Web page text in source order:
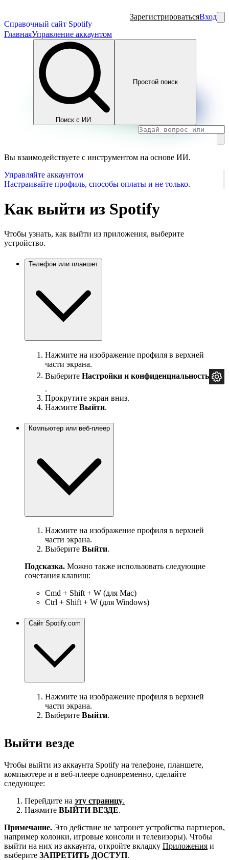
Справочный сайт Spotify
ЗарегистрироватьсяВход
ГлавнаяУправление аккаунтом
Поиск с ИИ
Простой поиск
Вы взаимодействуете с инструментом на основе ИИ.
Управляйте аккаунтом
Настраивайте профиль, способы оплаты и не только.
Как выйти из Spotify
Чтобы узнать, как выйти из приложения, выберите
устройство.
Телефон или планшет
Нажмите на изображение профиля в верхней
части экрана.
Выберите Настройки и конфиденциальность
.
Прокрутите экран вниз.
Нажмите Выйти.
Компьютер или веб-плеер
Нажмите на изображение профиля в верхней
части экрана.
Выберите Выйти.
Подсказка. Можно также использовать следующие
сочетания клавиш:
Cmd + Shift + W (для Mac)
Ctrl + Shift + W (для Windows)
Сайт Spotify.com
Нажмите на изображение профиля в верхней
части экрана.
Выберите Выйти.
Выйти везде
Чтобы выйти из аккаунта Spotify на телефоне, планшете,
компьютере и в веб-плеере одновременно, сделайте
следующее:
Перейдите на эту страницу.
Нажмите ВЫЙТИ ВЕЗДЕ.
Примечание. Это действие не затронет устройства партнеров,
например колонки, игровые консоли и телевизоры). Чтобы
выйти на них из аккаунта, откройте вкладку Приложения и
выберите ЗАПРЕТИТЬ ДОСТУП.